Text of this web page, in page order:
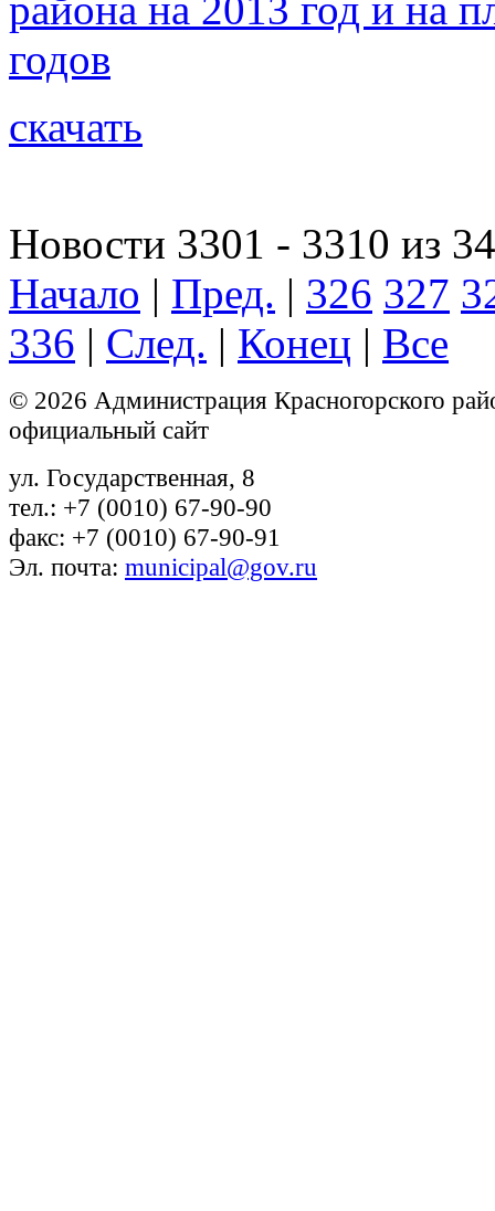
района на 2013 год и на
годов
скачать
Новости 3301 - 3310 из
Начало | Пред. | 326 327
336 | След. | Конец | Все
© 2026 Администрация Красногорского
официальный сайт
ул. Государственная, 8
тел.: +7 (0010) 67-90-90
факс: +7 (0010) 67-90-91
Эл. почта: municipal@gov.ru